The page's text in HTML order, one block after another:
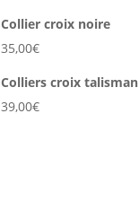
Collier croix noire
35,00€
Colliers croix talisman
39,00€